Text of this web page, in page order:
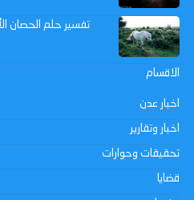
تفسير حلم الحصان
الاقسام
اخبار عدن
اخبار وتقارير
تحقيقات وحوارات
قضايا